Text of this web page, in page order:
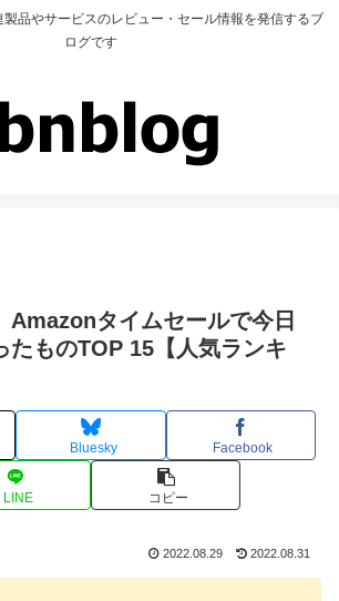
品やサービスのレビュー・セール情報を発信するブ
ログです
Amazonタイムセールで今日
たものTOP 15【人気ランキ
Bluesky Facebook
LINE コピー
2022.08.29 2022.08.31